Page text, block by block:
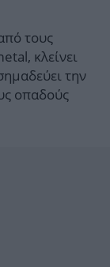
τους
κλείνει
την
οπαδούς